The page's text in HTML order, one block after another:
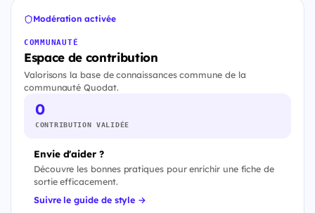
Modération activée
COMMUNAUTÉ
Espace de contribution
Valorisons la base de connaissances commune de la
communauté Quodat.
0
CONTRIBUTION VALIDÉE
Envie d'aider ?
Découvre les bonnes pratiques pour enrichir une fiche de
sortie efficacement.
Suivre le guide de style →